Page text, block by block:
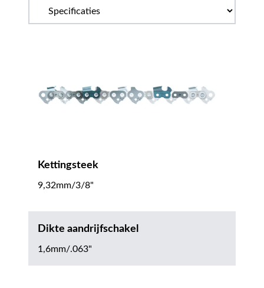
Kettingsteek
9,32mm/3/8"
Dikte aandrijfschakel
1,6mm/.063"